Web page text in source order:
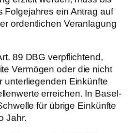
Folgejahres ein Antrag auf
ordentlichen Veranlagung
89 DBG verpflichtend,
Vermögen oder die nicht
unterliegenden Einkünfte
erreichen. In Basel-
für übrige Einkünfte
Jahr.